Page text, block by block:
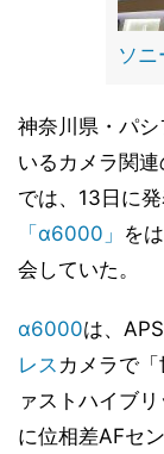
ソニ
神奈川県・パ
いるカメラ関
では、13日に
「α6000」 を
会していた。
α6000は、
レス カメラで
ァストハイブ
に位相差AFセ